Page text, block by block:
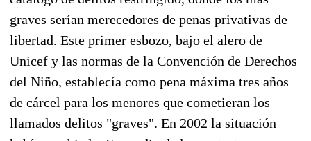
graves serían merecedores de penas privativas de
libertad. Este primer esbozo, bajo el alero de
Unicef y las normas de la Convención de Derechos
del Niño, establecía como pena máxima tres años
de cárcel para los menores que cometieran los
llamados delitos "graves". En 2002 la situación